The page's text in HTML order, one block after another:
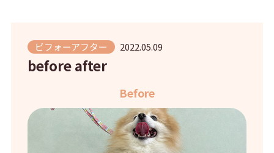
ビフォーアフター 2022.05.09
before after
Before